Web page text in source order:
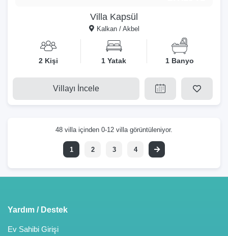
Villa Kapsül
Kalkan / Akbel
2 Kişi 1 Yatak 1 Banyo
Villayı İncele
48 villa içinden 0-12 villa görüntüleniyor.
1 2 3 4
Yardım / Destek
Ev Sahibi Girişi